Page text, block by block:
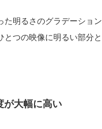
た明るさのグラデーショ
とつの映像に明るい部分
が大幅に高い